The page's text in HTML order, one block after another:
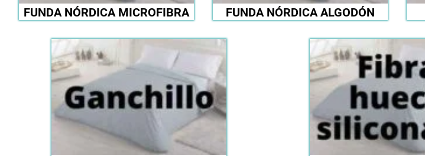
FUNDA NÓRDICA MICROFIBRA FUNDA NÓRDICA ALGODÓN